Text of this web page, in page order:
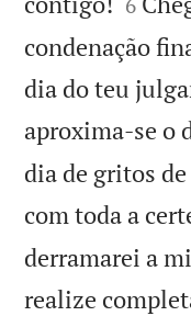
condenação
dia do teu
aproxima-se o
dia de gritos
com toda a
derramarei a
realize